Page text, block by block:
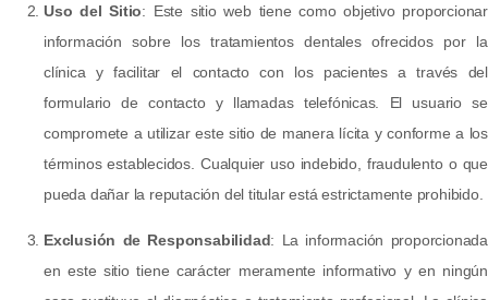
Uso del Sitio: Este sitio web tiene como objetivo proporcionar
información sobre los tratamientos dentales ofrecidos por la
clínica y facilitar el contacto con los pacientes a través del
formulario de contacto y llamadas telefónicas. El usuario se
compromete a utilizar este sitio de manera lícita y conforme a los
términos establecidos. Cualquier uso indebido, fraudulento o que
pueda dañar la reputación del titular está estrictamente prohibido.
Exclusión de Responsabilidad: La información proporcionada
en este sitio tiene carácter meramente informativo y en ningún